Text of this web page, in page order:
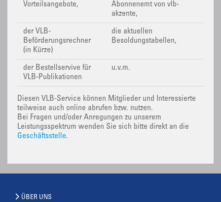
Vorteilsangebote,
Abonnenemt von vlb-
akzente,
der VLB-
Beförderungsrechner
(in Kürze)
die aktuellen
Besoldungstabellen,
der Bestellservive für
VLB-Publikationen
u.v.m.
Diesen VLB-Service können Mitglieder und Interessierte
teilweise auch online abrufen bzw. nutzen.
Bei Fragen und/oder Anregungen zu unserem
Leistungsspektrum wenden Sie sich bitte direkt an die
Geschäftsstelle.
ÜBER UNS